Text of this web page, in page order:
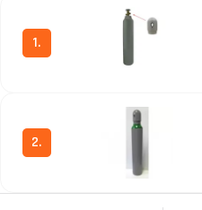
1.
2.